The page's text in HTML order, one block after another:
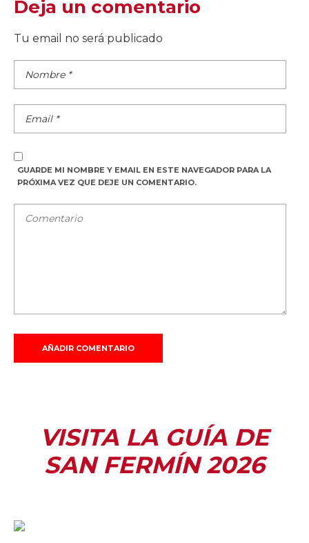
Deja un comentario
Tu email no será publicado
GUARDE MI NOMBRE Y EMAIL EN ESTE NAVEGADOR PARA LA
PRÓXIMA VEZ QUE DEJE UN COMENTARIO.
VISITA LA GUÍA DE
SAN FERMÍN 2026